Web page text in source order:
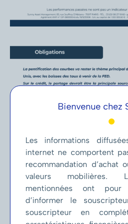
Bienvenue chez
Les informations
internet ne comportent
recommandation d’achat
valeurs mobilières.
mentionnées ont
d’informer le
souscripteur en